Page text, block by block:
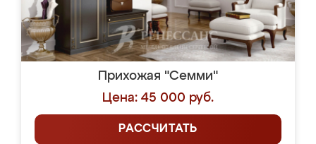
Прихожая "Семми"
Цена: 45 000 руб.
РАССЧИТАТЬ